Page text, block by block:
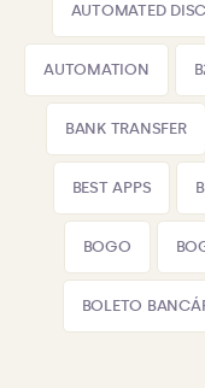
AUTOMATED
AUTOMATION
BANK TRANSFER
BEST APPS
BOGO
BOLETO